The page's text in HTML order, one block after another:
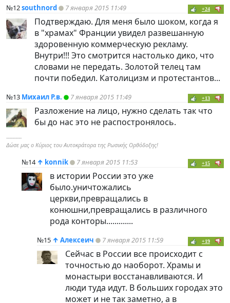
№12southnord 7 января 2015 11:49 +24
Подтверждаю. Для меня было шоком, когда я
в "храмах" Франции увидел развешанную
здоровенную коммерческую рекламу.
Внутри!!! Это смотрится настолько дико, что
словами не передать. Золотой телец там
почти победил. Католицизм и протестантов...
№13 Михаил Р.в. 7 января 2015 11:49 +13
Разложение на лицо, нужно сделать так что
бы до нас это не распостронялось.
----------
Δώσε μας ο Κύριος του Αυτοκράτορα της Ρωσικής Ορθόδοξης!
№14 ↑ konnik 7 января 2015 11:53 +15
в истории России это уже
было.уничтожались
церкви,превращались в
конюшни,превращались в различного
рода конторы.............
№15 ↑ Алексеич 7 января 2015 11:59 +19
Сейчас в России все происходит с
точностью до наоборот. Храмы и
монастыри восстанавливаются. И
люди туда идут. В больших городах это
может и не так заметно, а в